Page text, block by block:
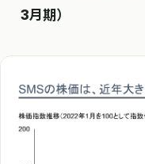
3月期）